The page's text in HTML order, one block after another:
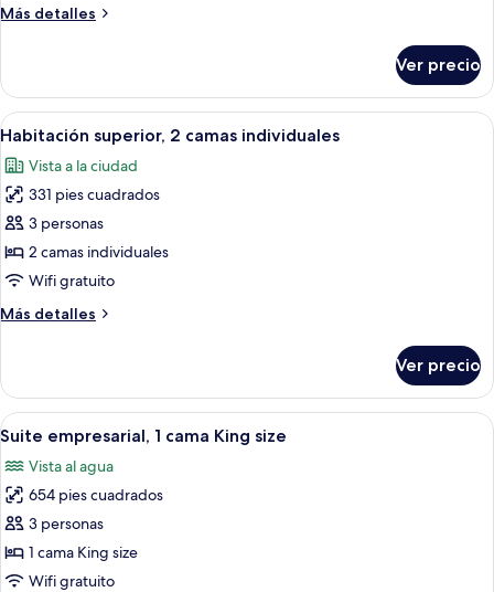
cama
Más detalles
Más
superior,
cama
size
Ver precio
Abrir
todas
las
fotos
de
Habitación
superior,
camas
Habitación de hotel con dos camas,
6
Habitación superior, 2 camas individuales
Vista a la ciudad
331 pies cuadrados
3 personas
2 camas individuales
Wifi gratuito
Más detalles
Más
superior,
camas
individuales
Ver precio
Abrir
todas
las
fotos
de
Suite
empresarial,
Ropa de cama hipoalergénica y
6
Suite empresarial, 1 cama King size
Vista al agua
654 pies cuadrados
3 personas
1 cama King size
Wifi gratuito